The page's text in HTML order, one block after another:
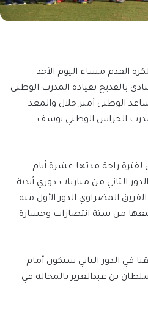
القدم مساء اليوم الأحد
بالقديح بقيادة المدرب الوطني
الوطني أمير جلال والمعد
الحراس الوطني يوسف
لفترة راحة مدتها عشرة أيام
الثاني من مباريات دوري أندية
الفريق المضراوي الدور الأول منه
18 نقطة جمعها من ستة انتصارات وخسارة
في الدور الثاني ستكون أمام
بن عبدالعزيز بالمحالة في